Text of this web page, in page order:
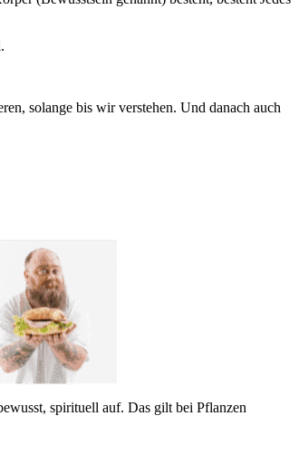
solange bis wir verstehen. Und danach auch
spirituell auf. Das gilt bei Pflanzen